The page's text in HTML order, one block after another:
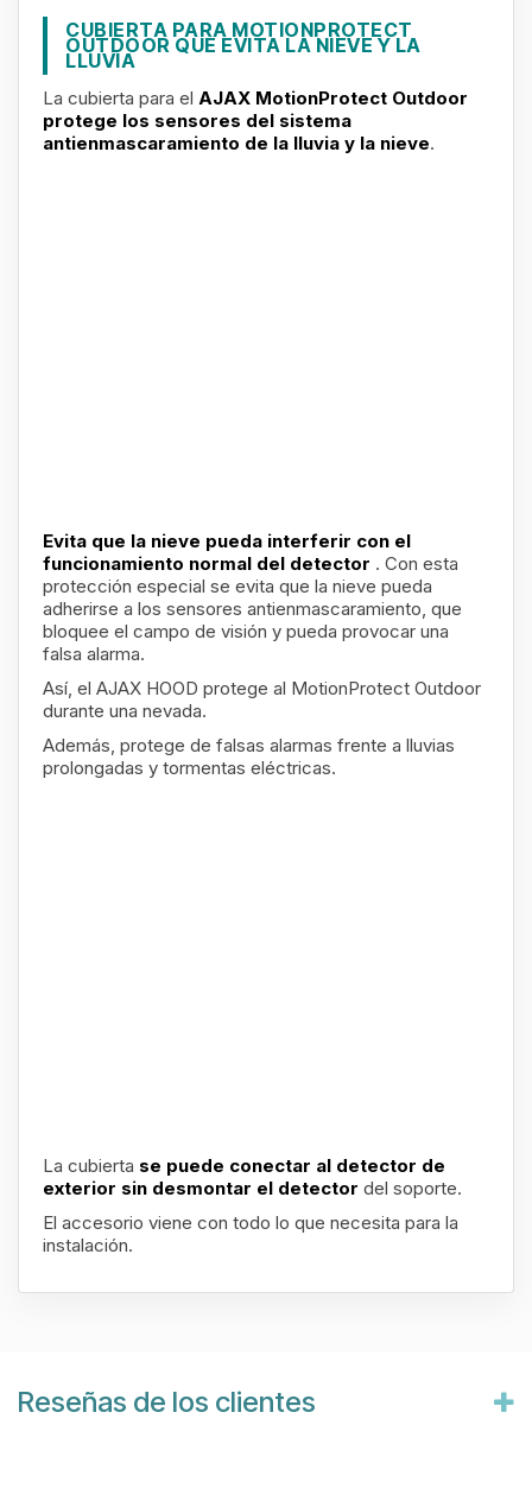
CUBIERTA PARA MOTIONPROTECT
OUTDOOR QUE EVITA LA NIEVE Y LA
LLUVIA
La cubierta para el AJAX MotionProtect Outdoor
protege los sensores del sistema
antienmascaramiento de la lluvia y la nieve.
Evita que la nieve pueda interferir con el
funcionamiento normal del detector . Con esta
protección especial se evita que la nieve pueda
adherirse a los sensores antienmascaramiento, que
bloquee el campo de visión y pueda provocar una
falsa alarma.
Así, el AJAX HOOD protege al MotionProtect Outdoor
durante una nevada.
Además, protege de falsas alarmas frente a lluvias
prolongadas y tormentas eléctricas.
La cubierta se puede conectar al detector de
exterior sin desmontar el detector del soporte.
El accesorio viene con todo lo que necesita para la
instalación.
Reseñas de los clientes